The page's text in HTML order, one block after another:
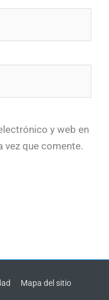
y web en
vez que comente.
Mapa del sitio